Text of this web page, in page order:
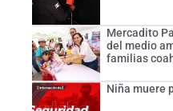
Mercadito
del medio
familias
Niña muere